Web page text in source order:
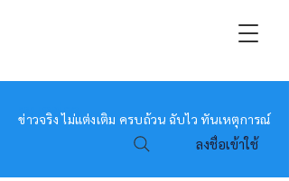
หมอข่าว
ข่าวจริง ไม่แต่งเติม ครบถ้วน ฉับไว ทันเหตุการณ์
ลงชื่อเข้าใช้